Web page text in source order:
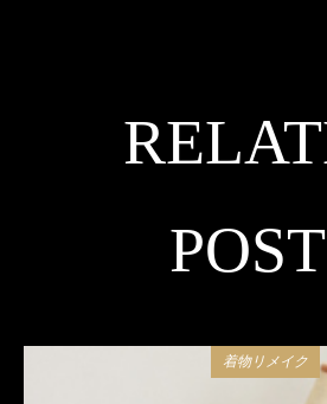
着物リメイク